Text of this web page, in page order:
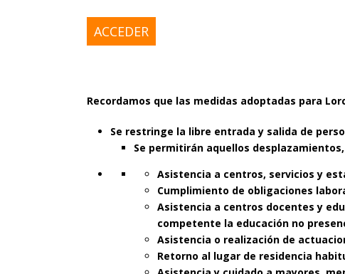
ACCEDER
Recordamos que las medidas adoptadas para
Se restringe la libre entrada y salida de
Se permitirán aquellos
Asistencia a centros, servicios y
Cumplimiento de obligaciones
Asistencia a centros docentes y
competente la educación no
Asistencia o realización de
Retorno al lugar de residencia